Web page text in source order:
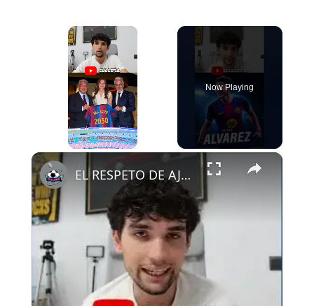
×
Now Playing
×
EL RESPETO DE AJAX AL FCB